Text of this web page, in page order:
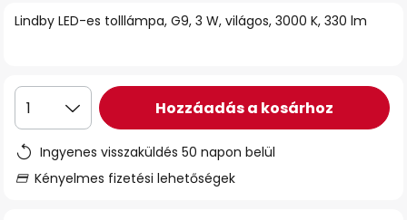
Lindby LED-es tolllámpa, G9, 3 W, világos, 3000 K, 330 lm
1 Hozzáadás a kosárhoz
Ingyenes visszaküldés 50 napon belül
Kényelmes fizetési lehetőségek